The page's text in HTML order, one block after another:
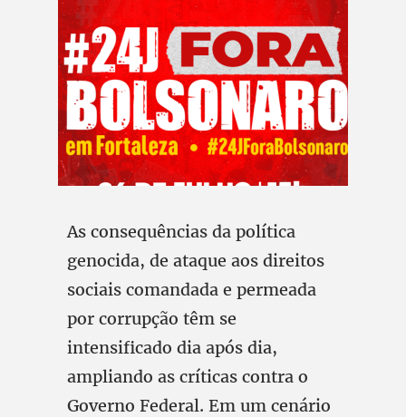
As consequências da política
genocida, de ataque aos direitos
sociais comandada e permeada
por corrupção têm se
intensificado dia após dia,
ampliando as críticas contra o
Governo Federal. Em um cenário